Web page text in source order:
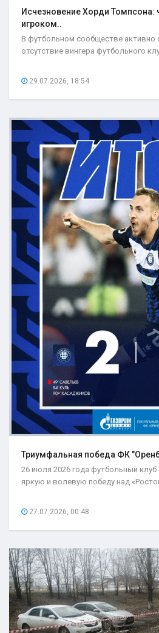
Исчезновение Хорди Томпсона:
игроком..
В футбольном сообществе активно
отсутствие вингера футбольного
29.07.2026, 18:54
Триумфальная победа ФК
26 июля 2026 года футбольный
яркую и волевую победу над
27.07.2026, 00:48